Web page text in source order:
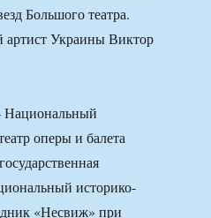
Большого театра.
Украины Виктор
Национальный
оперы и балета
историко-
«Несвиж» при